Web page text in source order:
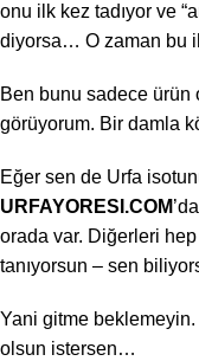
onu ilk kez tadıyor ve
diyorsa… O zaman bu
Ben bunu sadece ürün
görüyorum. Bir damla
Eğer sen de Urfa
URFAYORESI.COM
orada var. Diğerleri
tanıyorsun – sen
Yani gitme
olsun istersen…